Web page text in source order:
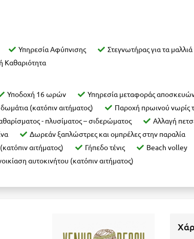
Υπηρεσία Αφύπνισης Στεγνωτήρας για τα μαλλιά
Καθαριότητα
Υποδοχή 16 ωρών Υπηρεσία μεταφοράς
(κατόπιν αιτήματος)
Παροχή πρωινού νωρίς
- πλυσίματος – σιδερώματος
Αλλαγή
Δωρεάν ξαπλώστρες και ομπρέλες στην παραλία
αιτήματος) Γήπεδο τένις Βeach volley
αυτοκινήτου (κατόπιν αιτήματος)